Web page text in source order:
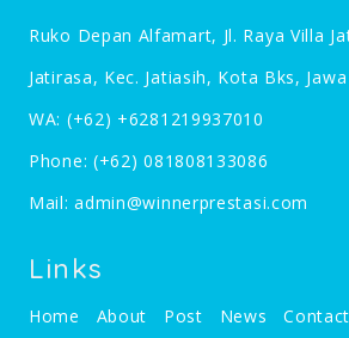
Ruko Depan Alfamart, Jl. Raya Villa
Jatirasa, Kec. Jatiasih, Kota Bks,
WA: (+62) +6281219937010
Phone: (+62) 081808133086
Mail:admin@winnerprestasi.com
Links
Home About Post News Contact